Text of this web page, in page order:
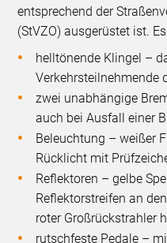
entsprechend der
(StVZO) ausgerüstet ist.
helltönende Klingel –
Verkehrsteilnehmende
zwei unabhängige
auch bei Ausfall einer
Beleuchtung – weißer
Rücklicht mit
Reflektoren – gelbe
Reflektorstreifen an
roter Großrückstrahler
rutschfeste Pedale –